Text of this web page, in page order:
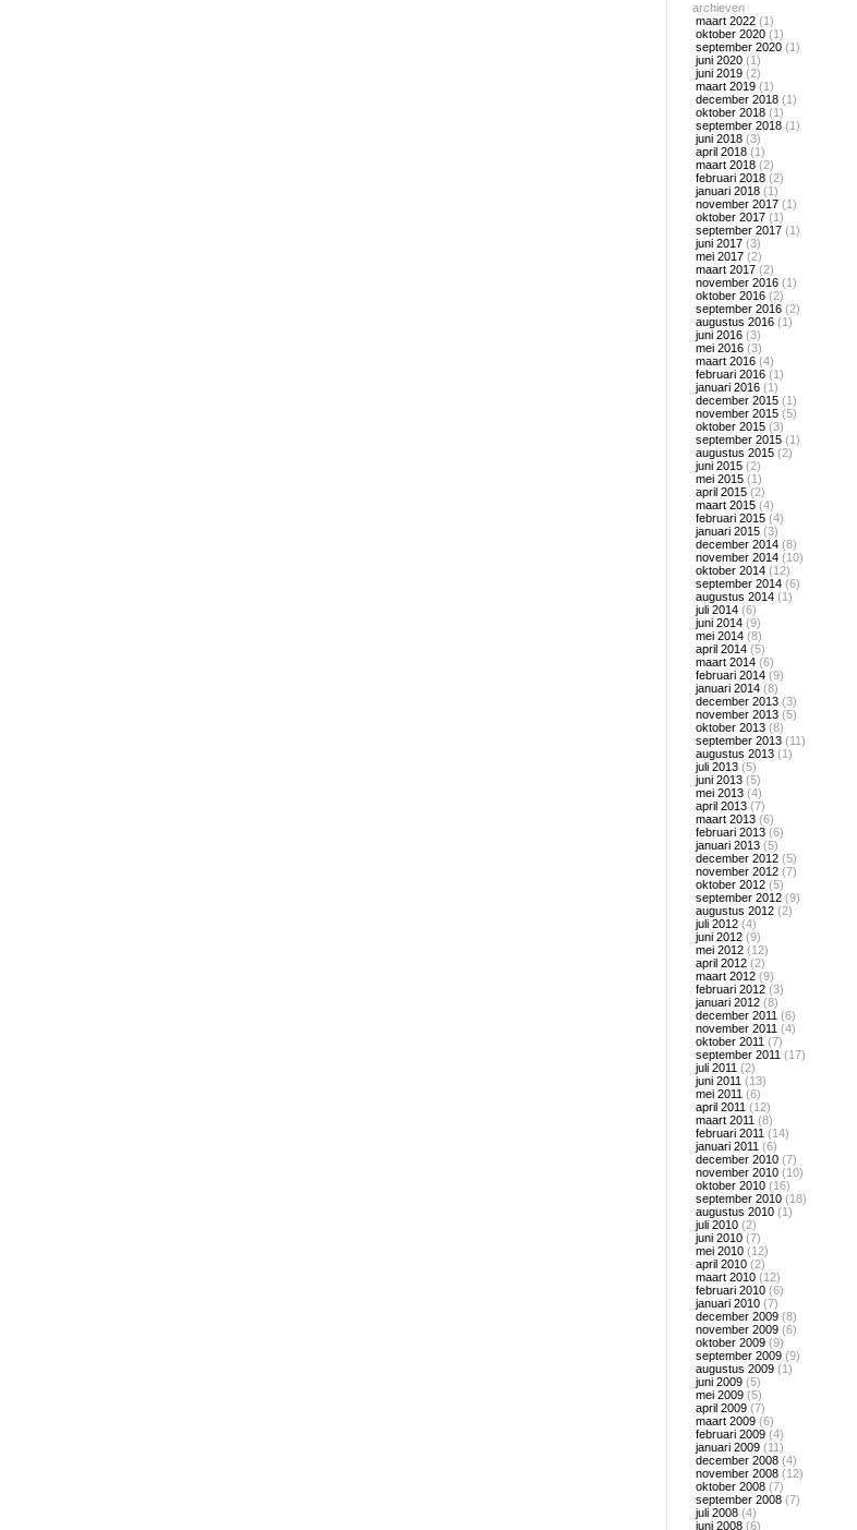
archieven
maart 2022 (1)
oktober 2020 (1)
september 2020 (1)
juni 2020 (1)
juni 2019 (2)
maart 2019 (1)
december 2018 (1)
oktober 2018 (1)
september 2018 (1)
juni 2018 (3)
april 2018 (1)
maart 2018 (2)
februari 2018 (2)
januari 2018 (1)
november 2017 (1)
oktober 2017 (1)
september 2017 (1)
juni 2017 (3)
mei 2017 (2)
maart 2017 (2)
november 2016 (1)
oktober 2016 (2)
september 2016 (2)
augustus 2016 (1)
juni 2016 (3)
mei 2016 (3)
maart 2016 (4)
februari 2016 (1)
januari 2016 (1)
december 2015 (1)
november 2015 (5)
oktober 2015 (3)
september 2015 (1)
augustus 2015 (2)
juni 2015 (2)
mei 2015 (1)
april 2015 (2)
maart 2015 (4)
februari 2015 (4)
januari 2015 (3)
december 2014 (8)
november 2014 (10)
oktober 2014 (12)
september 2014 (6)
augustus 2014 (1)
juli 2014 (6)
juni 2014 (9)
mei 2014 (8)
april 2014 (5)
maart 2014 (6)
februari 2014 (9)
januari 2014 (8)
december 2013 (3)
november 2013 (5)
oktober 2013 (8)
september 2013 (11)
augustus 2013 (1)
juli 2013 (5)
juni 2013 (5)
mei 2013 (4)
april 2013 (7)
maart 2013 (6)
februari 2013 (6)
januari 2013 (5)
december 2012 (5)
november 2012 (7)
oktober 2012 (5)
september 2012 (9)
augustus 2012 (2)
juli 2012 (4)
juni 2012 (9)
mei 2012 (12)
april 2012 (2)
maart 2012 (9)
februari 2012 (3)
januari 2012 (8)
december 2011 (6)
november 2011 (4)
oktober 2011 (7)
september 2011 (17)
juli 2011 (2)
juni 2011 (13)
mei 2011 (6)
april 2011 (12)
maart 2011 (8)
februari 2011 (14)
januari 2011 (6)
december 2010 (7)
november 2010 (10)
oktober 2010 (16)
september 2010 (18)
augustus 2010 (1)
juli 2010 (2)
juni 2010 (7)
mei 2010 (12)
april 2010 (2)
maart 2010 (12)
februari 2010 (6)
januari 2010 (7)
december 2009 (8)
november 2009 (6)
oktober 2009 (9)
september 2009 (9)
augustus 2009 (1)
juni 2009 (5)
mei 2009 (5)
april 2009 (7)
maart 2009 (6)
februari 2009 (4)
januari 2009 (11)
december 2008 (4)
november 2008 (12)
oktober 2008 (7)
september 2008 (7)
juli 2008 (4)
juni 2008 (6)